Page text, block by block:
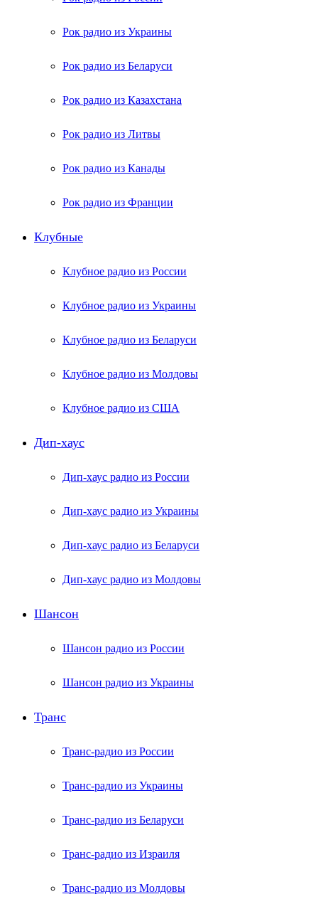
Рок радио из Украины
Рок радио из Беларуси
Рок радио из Казахстана
Рок радио из Литвы
Рок радио из Канады
Рок радио из Франции
Клубные
Клубное радио из России
Клубное радио из Украины
Клубное радио из Беларуси
Клубное радио из Молдовы
Клубное радио из США
Дип-хаус
Дип-хаус радио из России
Дип-хаус радио из Украины
Дип-хаус радио из Беларуси
Дип-хаус радио из Молдовы
Шансон
Шансон радио из России
Шансон радио из Украины
Транс
Транс-радио из России
Транс-радио из Украины
Транс-радио из Беларуси
Транс-радио из Израиля
Транс-радио из Молдовы